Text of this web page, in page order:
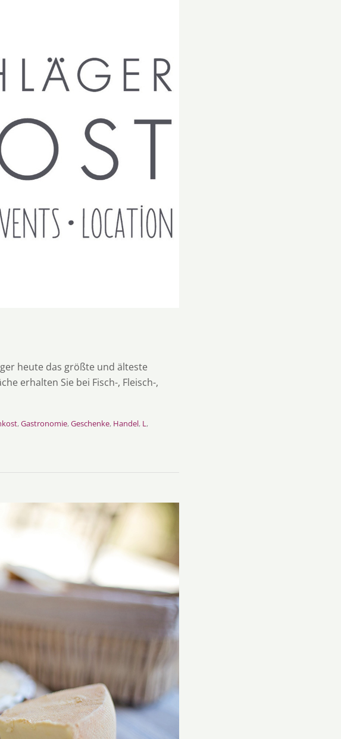
heute das größte und älteste
erhalten Sie bei Fisch-, Fleisch-,
,Gastronomie,Geschenke, Handel, L,